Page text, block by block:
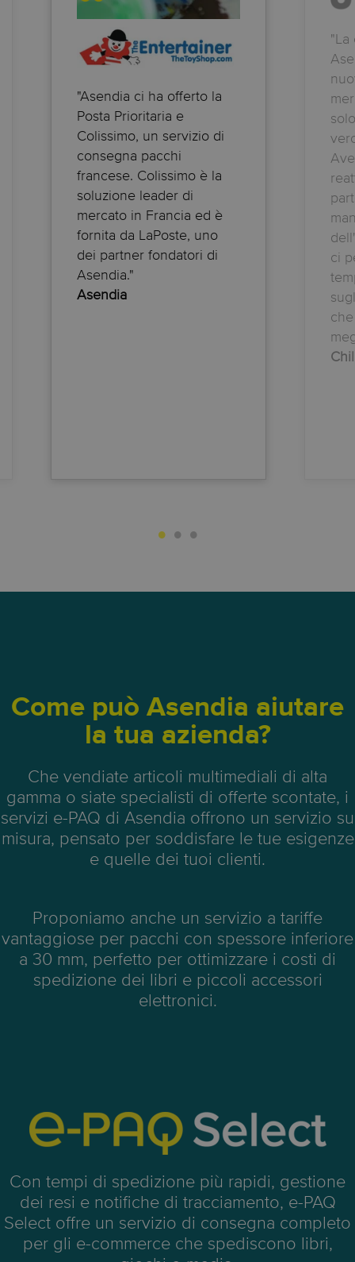
"Asendia ci ha offerto la
Posta Prioritaria e
Colissimo, un servizio di
consegna pacchi
francese. Colissimo è la
soluzione leader di
mercato in Francia ed è
fornita da LaPoste, uno
dei partner fondatori di
Asendia."
Asendia
"La
ci
Come può Asendia aiutare
la tua azienda?
Che vendiate articoli multimediali di alta
gamma o siate specialisti di offerte scontate, i
servizi e-PAQ di Asendia offrono un servizio su
misura, pensato per soddisfare le tue esigenze
e quelle dei tuoi clienti.
Proponiamo anche un servizio a tariffe
vantaggiose per pacchi con spessore inferiore
a 30 mm, perfetto per ottimizzare i costi di
spedizione dei libri e piccoli accessori
elettronici.
Con tempi di spedizione più rapidi, gestione
dei resi e notifiche di tracciamento, e-PAQ
Select offre un servizio di consegna completo
per gli e-commerce che spediscono libri,